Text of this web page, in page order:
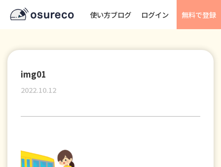
使い方ブログ ログイン 無料で登録
img01
2022.10.12